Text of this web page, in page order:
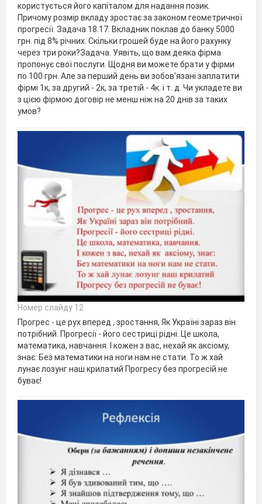
користується його капіталом для надання позик.
Причому розмір вкладу зростає за законом геометричної
прогресії. Задача 18.17. Вкладник поклав до банку 5000
грн. під 8% річних. Скільки грошей буде на його рахунку
через три роки?Задача. Уявіть, що вам деяка фірма
пропонує свої послуги. Щодня ви можете брати у фірми
по 100 грн. Але за перший день ви зобов'язані заплатити
фірмі 1к, за другий - 2к, за третій - 4к. і т. д. Чи укладете ви
з цією фірмою договір не менш ніж на 20 днів за таких
умов?
Номер слайду 12
Прогрес - це рух вперед , зростання, Як Україні зараз він
потрібний. Прогресії - його сестриці рідні. Це школа,
математика, навчання. І кожен з вас, нехай як аксіому,
знає: Без математики на ноги нам не стати. То ж хай
лунає лозунг наш крилатий Прогресу без прогресій не
буває!